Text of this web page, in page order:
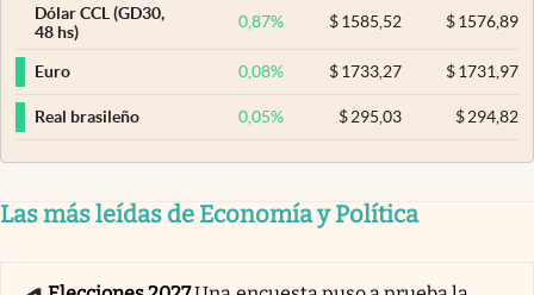
Dólar CCL (GD30,
48 hs)
0,87% $ 1585,52 $1576,89
Euro 0,08% $ 1733,27 $1731,97
Real brasileño 0,05% $ 295,03 $294,82
Las más leídas de Economía y Política